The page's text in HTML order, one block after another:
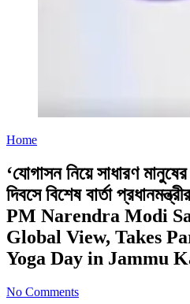
Home
‘যোগাসন নিয়ে সাধারণ
দিবসে বিশেষ বার্তা
PM Narendra Modi
Global View, Takes
Yoga Day in Jammu
No Comments